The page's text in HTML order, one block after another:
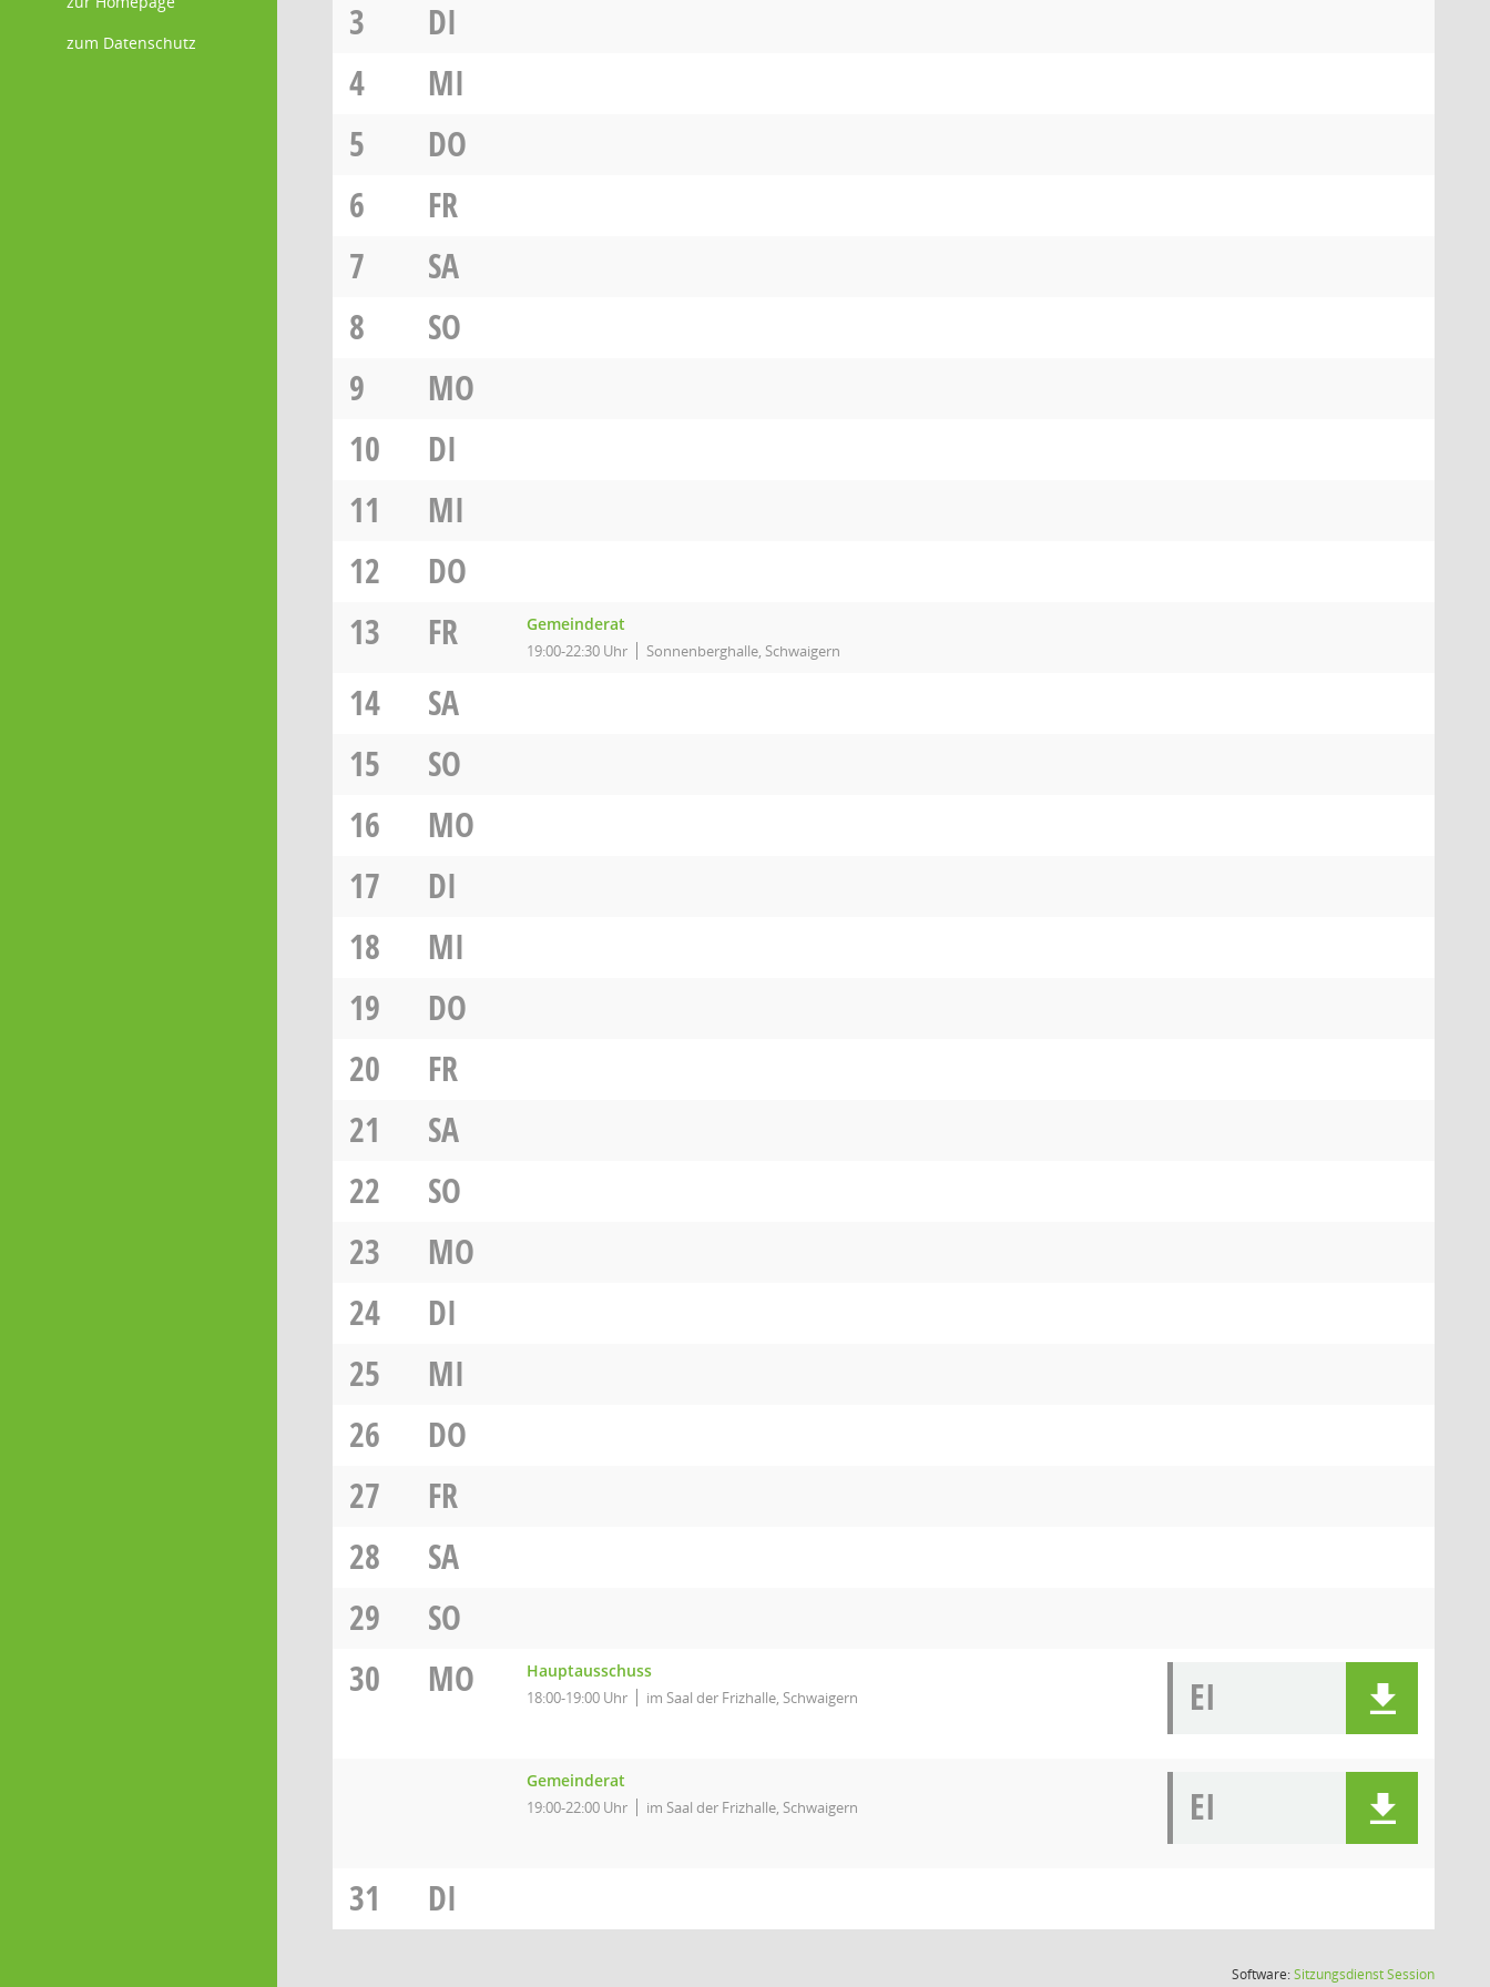
zum Datenschutz
3
DI
4
MI
5
DO
6
FR
7
SA
8
SO
9
MO
10
DI
11
MI
12
DO
13
FR Gemeinderat
19:00-22:30 Uhr Sonnenberghalle, Schwaigern
14
SA
15
SO
16
MO
17
DI
18
MI
19
DO
20
FR
21
SA
22
SO
23
MO
24
DI
25
MI
26
DO
27
FR
28
SA
29
SO
30
MO Hauptausschuss
18:00-19:00 Uhr im Saal der Frizhalle, Schwaigern EI
Gemeinderat
19:00-22:00 Uhr im Saal der Frizhalle, Schwaigern EI
31 DI
Software:SitzungsdienstSession(Wird in